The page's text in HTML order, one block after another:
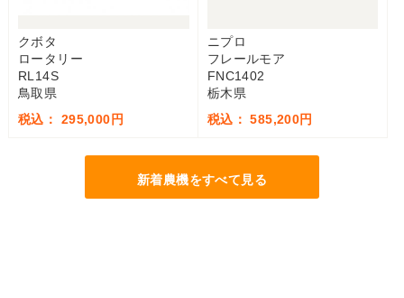
クボタ
ロータリー
RL14S
鳥取県
税込： 295,000円
ニプロ
フレールモア
FNC1402
栃木県
税込： 585,200円
新着農機をすべて見る